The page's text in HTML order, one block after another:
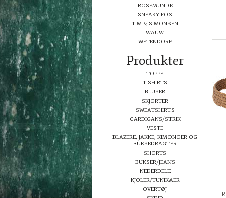
ROSEMUNDE
SNEAKY FOX
TIM & SIMONSEN
WAUW
WETENDORF
Produkter
TOPPE
T-SHIRTS
BLUSER
SKJORTER
SWEATSHIRTS
CARDIGANS/STRIK
VESTE
BLAZERE, JAKKE, KIMONOER OG
BUKSEDRAGTER
SHORTS
BUKSER/JEANS
NEDERDELE
KJOLER/TUNIKAER
OVERTØJ